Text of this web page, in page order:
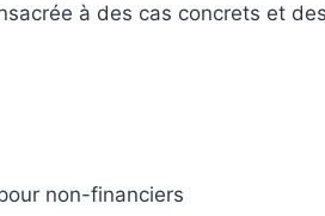
à des cas concrets et
non-financiers